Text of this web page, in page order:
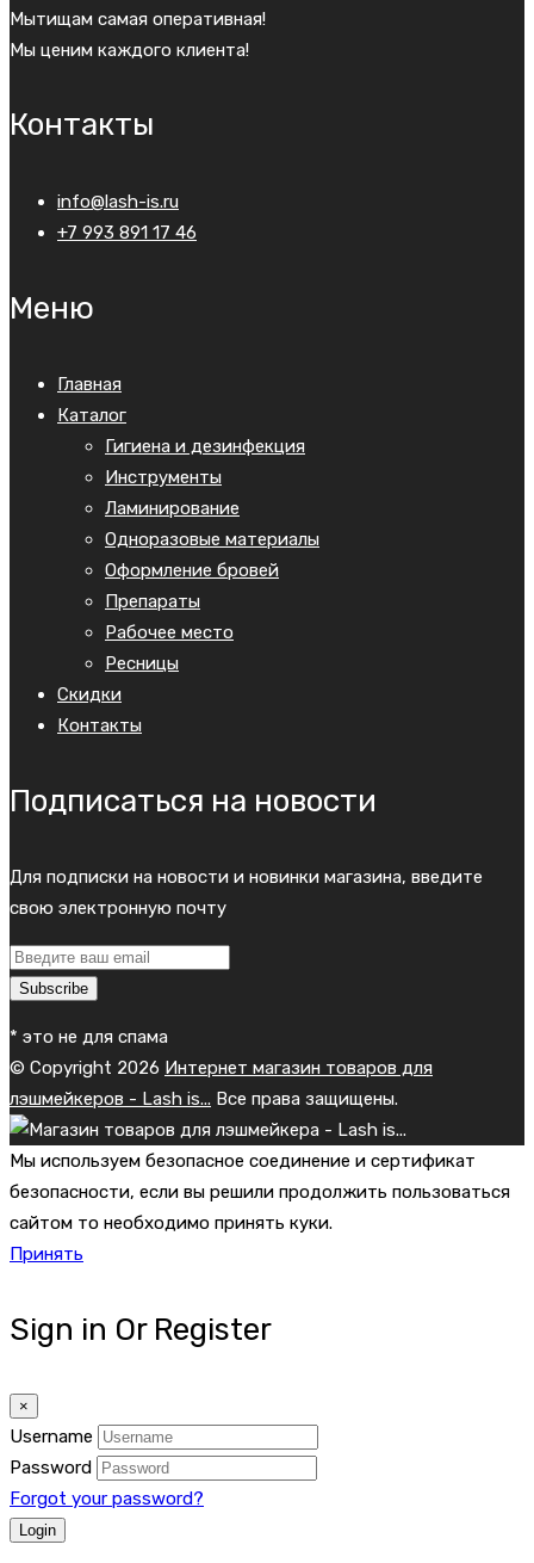
Мытищам самая оперативная!
Мы ценим каждого клиента!
Контакты
info@lash-is.ru
+7 993 891 17 46
Меню
Главная
Каталог
Гигиена и дезинфекция
Инструменты
Ламинирование
Одноразовые материалы
Оформление бровей
Препараты
Рабочее место
Ресницы
Скидки
Контакты
Подписаться на новости
Для подписки на новости и новинки магазина, введите
свою электронную почту
Subscribe
* это не для спама
© Copyright 2026 Интернет магазин товаров для
лэшмейкеров - Lash is... Все права защищены.
Мы используем безопасное соединение и сертификат
безопасности, если вы решили продолжить пользоваться
сайтом то необходимо принять куки.
Принять
Sign in Or Register
×
Username
Password
Forgot your password?